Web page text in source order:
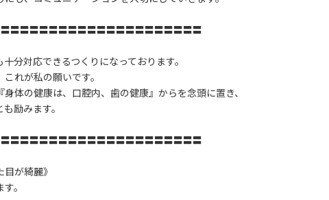
〓〓〓〓〓〓〓〓〓〓〓〓〓〓〓〓〓〓〓
分対応できるつくりになっております。
れが私の願いです。
体の健康は、口腔内、歯の健康』からを念頭に置き、
励みます。
〓〓〓〓〓〓〓〓〓〓〓〓〓〓〓〓〓〓〓
が綺麗》
。